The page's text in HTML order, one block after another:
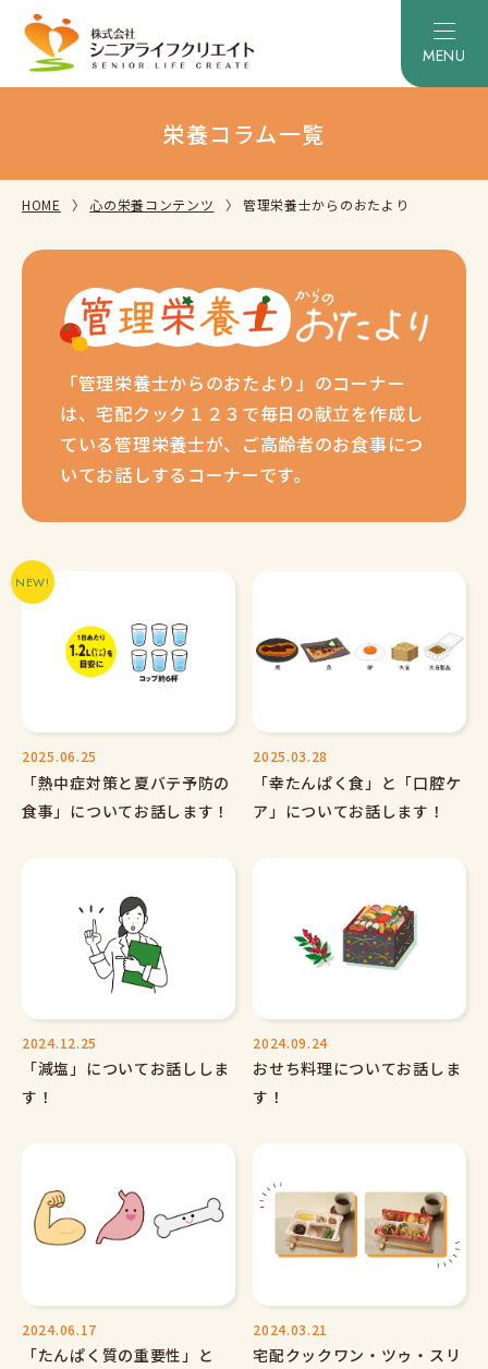
栄養コラム一覧
HOME 心の栄養コンテンツ 管理栄養士からのおたより
「管理栄養士からのおたより」のコーナー
は、宅配クック１２３で毎日の献立を作成し
ている管理栄養士が、ご高齢者のお食事につ
いてお話しするコーナーです。
2025.06.25
「熱中症対策と夏バテ予防の
食事」についてお話します！
2025.03.28
「幸たんぱく食」と「口腔ケ
ア」についてお話します！
2024.12.25
「減塩」についてお話ししま
す！
2024.09.24
おせち料理についてお話しま
す！
2024.06.17
「たんぱく質の重要性」と
2024.03.21
宅配クックワン・ツゥ・スリ